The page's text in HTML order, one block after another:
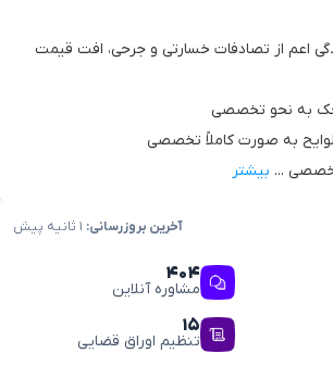
اعم از تصادفات خسارتی و جرحی، افت قیمت
به نحو تخصصی
به صورت کاملاً تخصصی
... بیشتر
آخرین بروزرسانی:
۴۰۴
مشاوره آنلاین
۱۵
تنظیم اوراق قضایی